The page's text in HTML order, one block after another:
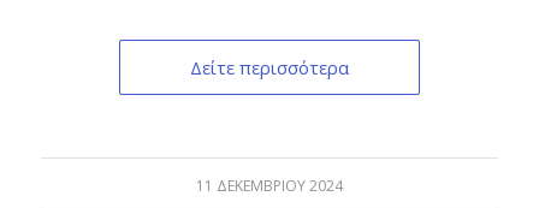
Δείτε περισσότερα
11 ΔΕΚΕΜΒΡΊΟΥ 2024